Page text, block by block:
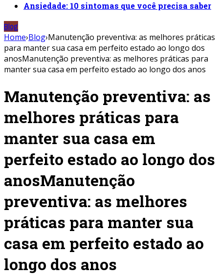
Ansiedade: 10 sintomas que você precisa saber
Blog
Home›Blog›Manutenção preventiva: as melhores práticas
para manter sua casa em perfeito estado ao longo dos
anosManutenção preventiva: as melhores práticas para
manter sua casa em perfeito estado ao longo dos anos
Manutenção preventiva: as
melhores práticas para
manter sua casa em
perfeito estado ao longo dos
anosManutenção
preventiva: as melhores
práticas para manter sua
casa em perfeito estado ao
longo dos anos